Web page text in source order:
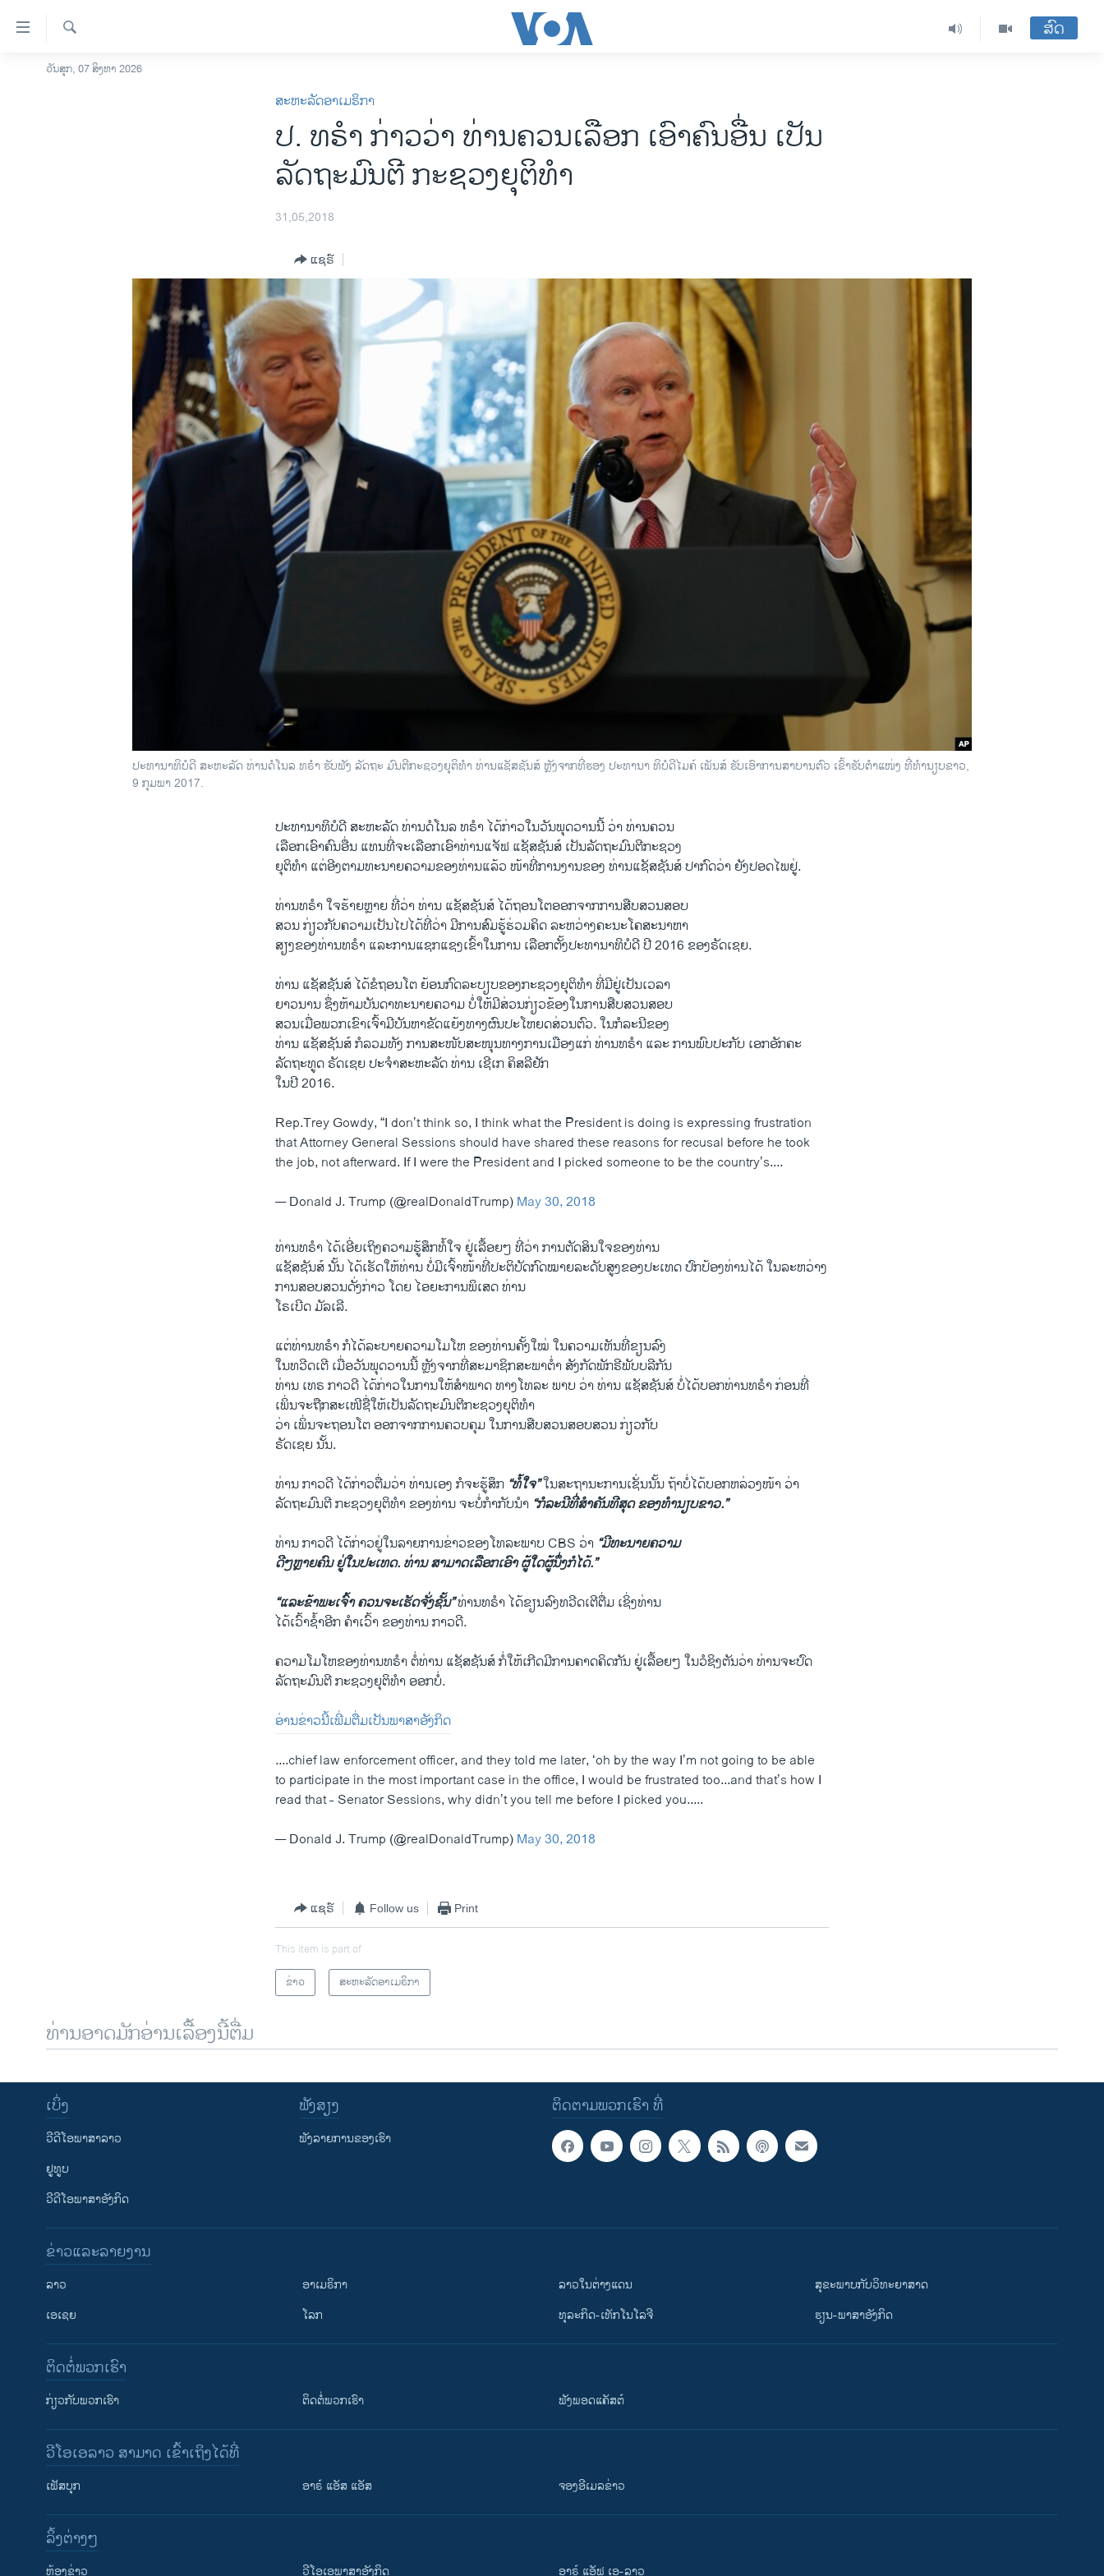
ລິ້ງ
ສຳຫລັບ
ໂຮມເພຈ
ອິດສະຫຼະພາບດ້ານການຂ່າວ
ວິທະຍາສາດ-ເທັກໂນໂລຈີ
ຕິດຕາມພວກເຮົາ ທີ່
ພາສາຕ່າງໆ
ຄົ້ນຫາ
ສົດ
ວັນສຸກ, 07 ສິງຫາ 2026
ສະຫະລັດອາເມຣິກາ
ປ. ທຣຳ ກ່າວວ່າ ທ່ານຄວນເລືອກ ເອົາຄົນອື່ນ ເປັນ
ລັດຖະມົນຕີ ກະຊວງຍຸຕິທຳ
31,05,2018
ແຊຣ໌
ປະທານາທິບໍດີ ສະຫະລັດ ທ່ານດໍໂນລ ທຣຳ ຮັບຟັງ ລັດຖະ ມົນຕີກະຊວງຍຸຕິທຳ ທ່ານແຊັສຊັນສ໌ ຫຼັງຈາກທີ່ຮອງ ປະທານາ ທິບໍດີໄມຄ໌ ເພັນສ໌ ຮັບເອົາການສາບານຕົວ ເຂົ້າຮັບຕຳແໜ່ງ ທີ່ທຳນຽບຂາວ,
9 ກຸມພາ 2017.
ປະທານາທິບໍດີ ສະຫະລັດ ທ່ານດໍໂນລ ທຣຳ ໄດ້ກ່າວໃນວັນພຸດວານນີ້ ວ່າ ທ່ານຄວນ
ເລືອກເອົາຄົນອື່ນ ແທນທີ່ຈະເລືອກເອົາທ່ານແຈັຟ ແຊັສຊັນສ໌ ເປັນລັດຖະມົນຕີກະຊວງ
ຍຸຕິທຳ ແຕ່ອີງຕາມທະນາຍຄວາມຂອງທ່ານແລ້ວ ໜ້າທີ່ການງານຂອງ ທ່ານແຊັສຊັນສ໌ ປາກົດວ່າ ຍັງປອດໄພຢູ່.
ທ່ານທຣຳ ໃຈຮ້າຍຫຼາຍ ທີ່ວ່າ ທ່ານ ແຊັສຊັນສ໌ ໄດ້ຖອນໂຕອອກຈາກການສືບສວນສອບ
ສວນ ກ່ຽວກັບຄວາມເປັນໄປໄດ້ທີ່ວ່າ ມີການສົມຮູ້ຮ່ວມຄິດ ລະຫວ່າງຄະນະໂຄສະນາຫາ
ສຽງຂອງທ່ານທຣຳ ແລະການແຊກແຊງເຂົ້າໃນການ ເລືອກຕັ້ງປະທານາທິບໍດີ ປີ 2016 ຂອງຣັດເຊຍ.
ທ່ານ ແຊັສຊັນສ໌ ໄດ້ຂໍຖອນໂຕ ຍ້ອນກົດລະບຽບຂອງກະຊວງຍຸຕິທຳ ທີ່ມີຢູ່ເປັນເວລາ
ຍາວນານ ຊຶ່ງຫ້າມບັນດາທະນາຍຄວາມ ບໍ່ໃຫ້ມີສ່ວນກ່ຽວຂ້ອງໃນການສືບສວນສອບ
ສວນເມື່ອພວກເຂົາເຈົ້າມີບັນຫາຂັດແຍ້ງທາງຜົນປະໂຫຍດສ່ວນຕົວ. ໃນກໍລະນີຂອງ
ທ່ານ ແຊັສຊັນສ໌ ກໍລວມທັງ ການສະໜັບສະໜຸນທາງການເມືອງແກ່ ທ່ານທຣຳ ແລະ ການພົບປະກັບ ເອກອັກຄະ
ລັດຖະທູດ ຣັດເຊຍ ປະຈຳສະຫະລັດ ທ່ານ ເຊີເກ ຄິສລີຢັກ
ໃນປີ 2016.
Rep.Trey Gowdy, “I don’t think so, I think what the President is doing is expressing frustration
that Attorney General Sessions should have shared these reasons for recusal before he took
the job, not afterward. If I were the President and I picked someone to be the country’s....
— Donald J. Trump (@realDonaldTrump)May 30, 2018
ທ່ານທຣຳ ໄດ້ເອີ່ຍເຖິງຄວາມຮູ້ສຶກທໍ້ໃຈ ຢູ່ເລື້ອຍໆ ທີ່ວ່າ ການຕັດສິນໃຈຂອງທ່ານ
ແຊັສຊັນສ໌ ນັ້ນ ໄດ້ເຮັດໃຫ້ທ່ານ ບໍ່ມີເຈົ້າໜ້າທີ່ປະຕິບັດກົດໝາຍລະດັບສູງຂອງປະເທດ ປົກປ້ອງທ່ານໄດ້ ໃນລະຫວ່າງ
ການສອບສວນດັ່ງກ່າວ ໂດຍ ໄອຍະການພິເສດ ທ່ານ
ໂຣເບີດ ມັລເລີ.
ແຕ່ທ່ານທຣຳ ກໍໄດ້ລະບາຍຄວາມໂມໂຫ ຂອງທ່ານຄັ້ງໃໝ່ ໃນຄວາມເຫັນທີ່ຂຽນລົງ
ໃນທວີດເຕີ ເມື່ອວັນພຸດວານນີ້ ຫຼັງຈາກທີ່ສະມາຊິກສະພາຕ່ຳ ສັງກັດພັກຣີພັບບລີກັນ
ທ່ານ ເທຣ ກາວດີ ໄດ້ກ່າວໃນການໃຫ້ສຳພາດ ທາງໂທລະ ພາບ ວ່າ ທ່ານ ແຊັສຊັນສ໌ ບໍ່ໄດ້ບອກທ່ານທຣຳ ກ່ອນທີ່
ເພິ່ນຈະຖືກສະເໜີຊື່ໃຫ້ເປັນລັດຖະມົນຕີກະຊວງຍຸຕິທຳ
ວ່າ ເພິ່ນຈະຖອນໂຕ ອອກຈາກການຄວບຄຸມ ໃນການສືບສວນສອບສວນ ກ່ຽວກັບ
ຣັດເຊຍ ນັ້ນ.
ທ່ານ ກາວດີ ໄດ້ກ່າວຕື່ມວ່າ ທ່ານເອງ ກໍຈະຮູ້ສຶກ “ທໍ້ໃຈ”ໃນສະຖານະການເຊັ່ນນັ້ນ ຖ້າບໍ່ໄດ້ບອກຫລ່ວງໜ້າ ວ່າ
ລັດຖະມົນຕີ ກະຊວງຍຸຕິທຳ ຂອງທ່ານ ຈະບໍ່ກຳກັບນຳ “ກໍລະນີທີ່ສຳຄັນທີສຸດ ຂອງທຳນຽບຂາວ.”
ທ່ານ ກາວດີ ໄດ້ກ່າວຢູ່ໃນລາຍການຂ່າວຂອງໂທລະພາບ CBS ວ່າ “ມີທະນາຍຄວາມ
ດີໆຫຼາຍຄົນ ຢູ່ໃນປະເທດ. ທ່ານ ສາມາດເລືອກເອົາ ຜູ້ໃດຜູ້ນຶ່ງກໍໄດ້.”
“ແລະຂ້າພະເຈົ້າ ຄວນຈະເຮັດຈັ່ງຊັ້ນ”ທ່ານທຣຳ ໄດ້ຂຽນລົງທວີດເຕີຕື່ມ ເຊິ່ງທ່ານ
ໄດ້ເວົ້າຊ້ຳອີກ ຄຳເວົ້າ ຂອງທ່ານ ກາວດີ.
ຄວາມໂມໂຫຂອງທ່ານທຣຳ ຕໍ່ທ່ານ ແຊັສຊັນສ໌ ກໍ່ໃຫ້ເກີດມີການຄາດຄິດກັນ ຢູ່ເລື້ອຍໆ ໃນວໍຊິງຕັນວ່າ ທ່ານຈະປົດ
ລັດຖະມົນຕີ ກະຊວງຍຸຕິທຳ ອອກບໍ່.
ອ່ານ​ຂ່າວ​ນີ້​ເພີ່ມຕື່ມ​ເປັນ​ພາສາ​ອັງກິດ
....chief law enforcement officer, and they told me later, ‘oh by the way I’m not going to be able
to participate in the most important case in the office, I would be frustrated too...and that’s how I
read that - Senator Sessions, why didn’t you tell me before I picked you.....
— Donald J. Trump (@realDonaldTrump)May 30, 2018
ແຊຣ໌ Follow us Print
This item is part of
ຂ່າວ
ສະຫະລັດອາເມຣິກາ
ທ່ານອາດມັກອ່ານເລື້ອງນີ້ຕື່ມ
ຕິດຕາມພວກເຮົາ ທີ່
ເບິ່ງ
ວີດີໂອພາສາລາວ
ຢູທູບ
ວີດີໂອພາສາອັງກິດ
ຟັງສຽງ
ຟັງລາຍການຂອງເຮົາ
ຂ່າວແລະລາຍງານ
ລາວ
ເອເຊຍ
ອາເມຣິກາ
ໂລກ
ລາວໃນຕ່າງແດນ
ທຸລະກິດ-ເທັກໂນໂລຈີ
ສຸຂະພາບກັບວິທະຍາສາດ
ຮຽນ-ພາສາອັງກິດ
ຕິດຕໍ່ພວກເຮົາ
ກ່ຽວກັບພວກເຮົາ ຕິດຕໍ່ພວກເຮົາ ຟັງພອດແຄັສຕ໌
ວີໂອເອລາວ ສາມາດ ເຂົ້າເຖິງໄດ້ທີ່
ເຟັສບຸກ ອາຣ໌ ແອັສ ແອັສ ຈອງອີເມລຂ່າວ
​ລິ້ງ​ຕ່າງໆ
​ຫ້ອງ​ຂ່າວ ວີ​ໂອ​ເອ​ພາ​ສາ​ອັງ​ກິດ ອາຣ໌ ແອັຟ ເອ-ລາວ